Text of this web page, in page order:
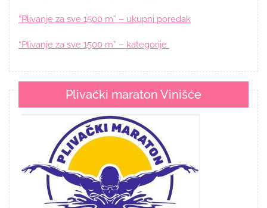
“Plivanje za sve 1500 m” – ukupni poredak
“Plivanje za sve 1500 m” – kategorije
Plivački maraton Vinišće